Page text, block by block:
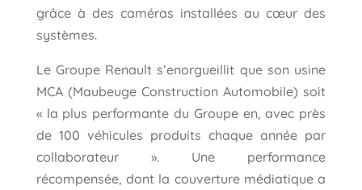
grâce à des caméras installées au cœur des
systèmes.
Le Groupe Renault s’enorgueillit que son usine
MCA (Maubeuge Construction Automobile) soit
« la plus performante du Groupe en, avec près
de 100 véhicules produits chaque année par
collaborateur ». Une performance
récompensée, dont la couverture médiatique a